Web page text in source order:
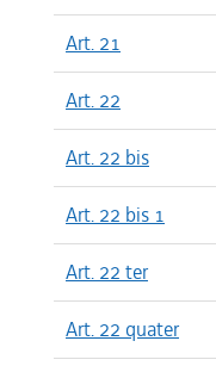
Art. 21
Art. 22
Art. 22 bis
Art. 22 bis 1
Art. 22 ter
Art. 22 quater